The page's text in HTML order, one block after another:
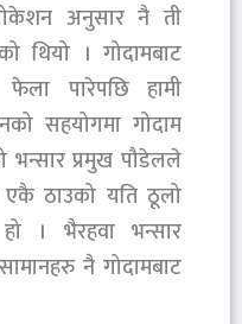
अनुसार नै ती
थियो । गोदामबाट
फेला पारेपछि हामी
सहयोगमा गोदाम
भन्सार प्रमुख पौडेलले
ठाउको यति ठूलो
। भैरहवा भन्सार
नै गोदामबाट